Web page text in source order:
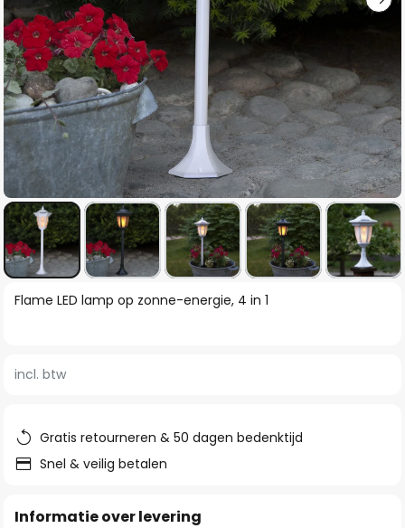
Ga
van
afbeeldingen-
gallerij
Flame LED lamp op zonne-energie, 4 in 1
incl. btw
Gratis retourneren & 50 dagen bedenktijd
Snel & veilig betalen
Informatie over levering